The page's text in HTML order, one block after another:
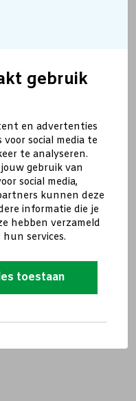
gebruik
en advertenties
social media te
te analyseren.
gebruik van
social media,
kunnen deze
informatie die je
hebben verzameld
services.
toestaan